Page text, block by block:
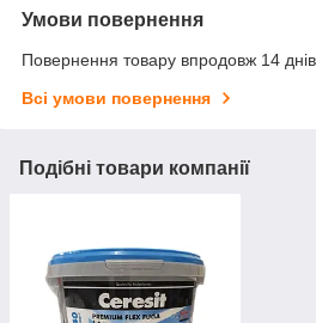
Умови повернення
Повернення товару впродовж 14
Всі умови повернення
Подібні товари компанії